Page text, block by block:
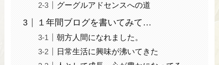
グーグルアドセンスへの道
１年間ブログを書いてみて…
朝方人間になれました。
日常生活に興味が沸いてきた